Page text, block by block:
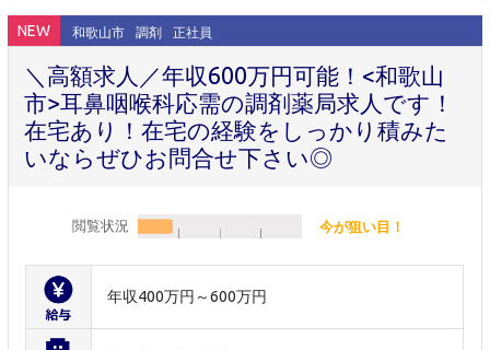
NEW 和歌山市 調剤 正社員
＼高額求人／年収600万円可能！<和歌山
市>耳鼻咽喉科応需の調剤薬局求人です！
在宅あり！在宅の経験をしっかり積みた
いならぜひお問合せ下さい◎
閲覧状況 今が狙い目！
年収400万円～600万円